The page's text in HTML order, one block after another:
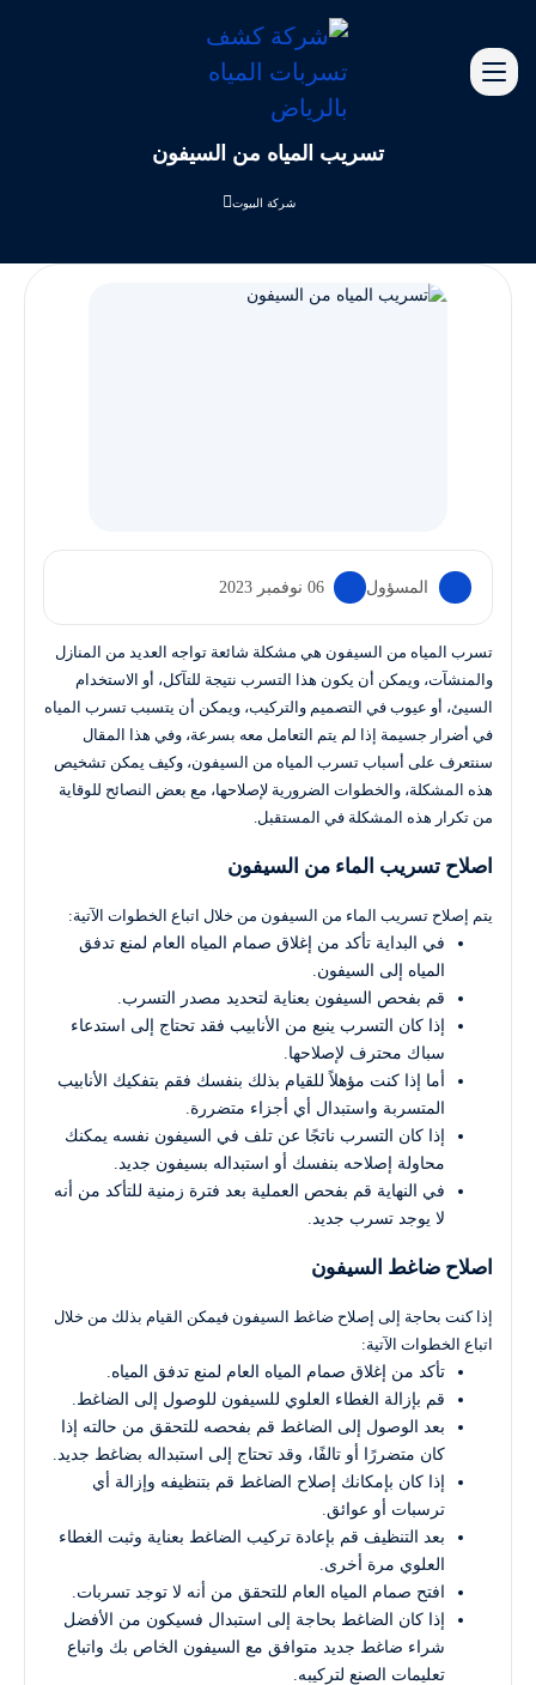
تسريب المياه من السيفون
شركة البيوت
المسؤول 06 نوفمبر 2023
تسرب المياه من السيفون هي مشكلة شائعة تواجه العديد من المنازل
والمنشآت، ويمكن أن يكون هذا التسرب نتيجة للتآكل، أو الاستخدام
السيئ، أو عيوب في التصميم والتركيب، ويمكن أن يتسبب تسرب المياه
في أضرار جسيمة إذا لم يتم التعامل معه بسرعة، وفي هذا المقال
سنتعرف على أسباب تسرب المياه من السيفون، وكيف يمكن تشخيص
هذه المشكلة، والخطوات الضرورية لإصلاحها، مع بعض النصائح للوقاية
من تكرار هذه المشكلة في المستقبل.
اصلاح تسريب الماء من السيفون
يتم إصلاح تسريب الماء من السيفون من خلال اتباع الخطوات الآتية:
في البداية تأكد من إغلاق صمام المياه العام لمنع تدفق
المياه إلى السيفون.
قم بفحص السيفون بعناية لتحديد مصدر التسرب.
إذا كان التسرب ينبع من الأنابيب فقد تحتاج إلى استدعاء
سباك محترف لإصلاحها.
أما إذا كنت مؤهلاً للقيام بذلك بنفسك فقم بتفكيك الأنابيب
المتسربة واستبدال أي أجزاء متضررة.
إذا كان التسرب ناتجًا عن تلف في السيفون نفسه يمكنك
محاولة إصلاحه بنفسك أو استبداله بسيفون جديد.
في النهاية قم بفحص العملية بعد فترة زمنية للتأكد من أنه
لا يوجد تسرب جديد.
اصلاح ضاغط السيفون
إذا كنت بحاجة إلى إصلاح ضاغط السيفون فيمكن القيام بذلك من خلال
اتباع الخطوات الآتية:
تأكد من إغلاق صمام المياه العام لمنع تدفق المياه.
قم بإزالة الغطاء العلوي للسيفون للوصول إلى الضاغط.
بعد الوصول إلى الضاغط قم بفحصه للتحقق من حالته إذا
كان متضررًا أو تالفًا، وقد تحتاج إلى استبداله بضاغط جديد.
إذا كان بإمكانك إصلاح الضاغط قم بتنظيفه وإزالة أي
ترسبات أو عوائق.
بعد التنظيف قم بإعادة تركيب الضاغط بعناية وثبت الغطاء
العلوي مرة أخرى.
افتح صمام المياه العام للتحقق من أنه لا توجد تسربات.
إذا كان الضاغط بحاجة إلى استبدال فسيكون من الأفضل
شراء ضاغط جديد متوافق مع السيفون الخاص بك واتباع
تعليمات الصنع لتركيبه.